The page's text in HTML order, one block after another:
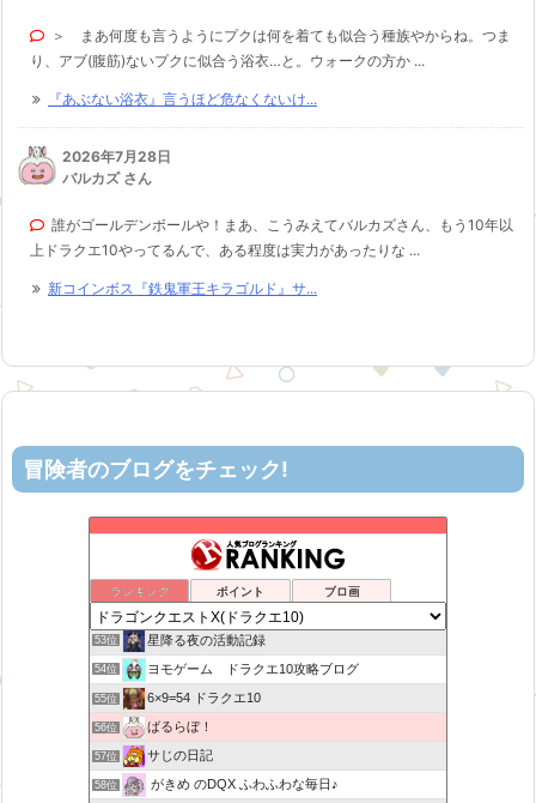
＞ まあ何度も言うようにプクは何を着ても似合う種族やからね。つま
り、アブ(腹筋)ないプクに似合う浴衣…と。ウォークの方か ...
『あぶない浴衣』言うほど危なくないけ...
2026年7月28日
バルカズ さん
誰がゴールデンボールや！まあ、こうみえてバルカズさん、もう10年以
上ドラクエ10やってるんで、ある程度は実力があったりな ...
新コインボス『鉄鬼軍王キラゴルド』サ...
冒険者のブログをチェック!
ランキング ポイント ブロ画
カスミ心理学研究所
51位 ロビンさんはガチらない。
52位 机上の空論-DQ10エアプ日記
53位 星降る夜の活動記録
54位 ヨモゲーム ドラクエ10攻略ブログ
55位 6×9=54 ドラクエ10
56位 ばるらぼ！
57位 サじの日記
58位 がきめ のDQX ふわふわな毎日♪